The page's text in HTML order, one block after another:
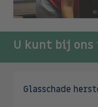
U kunt bij
Glasschade